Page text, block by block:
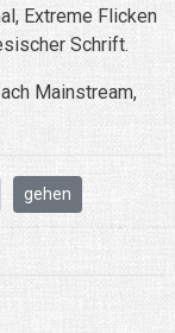
Extreme Flicken
Schrift.
Mainstream,